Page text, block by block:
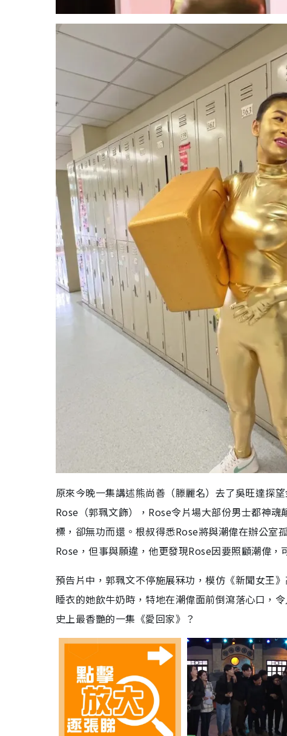
原來今晚一集講述熊尚善（滕麗名）去了吳旺達探
Rose（郭珮文飾），Rose令片場大部份男士都神
標，卻無功而還。根叔得悉Rose將與潮偉在辦公
Rose，但事與願違，他更發現Rose因要照顧潮偉
預告片中，郭珮文不停施展冧功，模仿《新聞女王
睡衣的她飲牛奶時，特地在潮偉面前倒瀉落心口，
史上最香艷的一集《愛回家》？